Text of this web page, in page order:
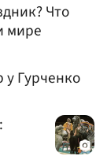
Что
мире
Гурченко